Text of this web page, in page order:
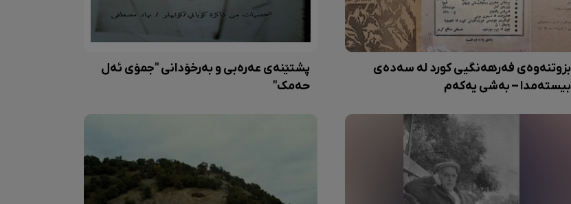
بزوتنەوەی فەرهەنگیی کورد لە سەدەی
بیستەمدا – بەشی یەکەم
پشتێنەی عەرەبی و بەرخۆدانی "جمۆی ئەل
حەمک"